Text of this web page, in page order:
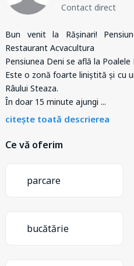
Contact direct
Bun venit la Rășinari!
Restaurant Acvacultura
Pensiunea Deni se află la Poalele
Este o zonă foarte liniștită și cu
Râului Steaza.
În doar 15 minute ajungi ...
citește toată descrierea
Ce vă oferim
parcare
bucătărie